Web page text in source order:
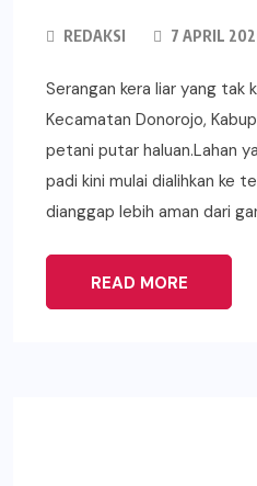
REDAKSI 7 APRIL
Serangan kera liar yang tak
Kecamatan Donorojo,
petani putar haluan.Lahan
padi kini mulai dialihkan ke
dianggap lebih aman dari
READ MORE